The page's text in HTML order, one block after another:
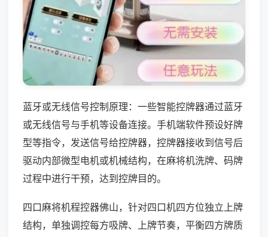
蓝牙或无线信号控制原理：一些智能控牌器通过蓝牙
或无线信号与手机等设备连接。手机端软件预设好牌
型等指令，发送信号给控牌器，控牌器接收到信号后
驱动内部微型电机或机械结构，在麻将机洗牌、码牌
过程中进行干预，达到控牌目的。
四口麻将机程控器佛山，针对四口机四方位独立上牌
结构，单独调控每方吸牌、上牌节奏，平衡四方牌质